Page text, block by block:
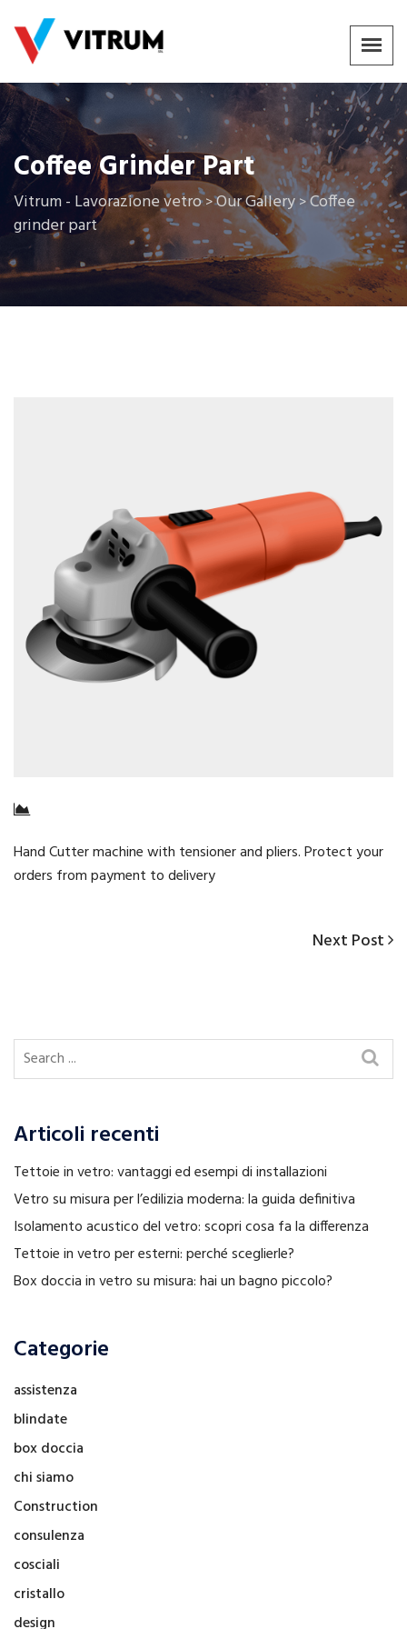
Coffee Grinder Part
Vitrum - Lavorazione vetro>Our Gallery>Coffee
grinder part
Hand Cutter machine with tensioner and pliers. Protect your
orders from payment to delivery
Next
Next Post
Articoli recenti
Tettoie in vetro: vantaggi ed esempi di installazioni
Vetro su misura per l’edilizia moderna: la guida definitiva
Isolamento acustico del vetro: scopri cosa fa la differenza
Tettoie in vetro per esterni: perché sceglierle?
Box doccia in vetro su misura: hai un bagno piccolo?
Categorie
assistenza
blindate
box doccia
chi siamo
Construction
consulenza
cosciali
cristallo
design